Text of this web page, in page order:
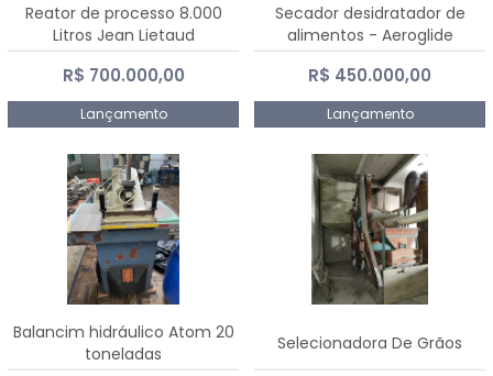
Reator de processo 8.000
Litros Jean Lietaud
R$ 700.000,00
Lançamento
Secador desidratador de
alimentos - Aeroglide
R$ 450.000,00
Lançamento
Balancim hidráulico Atom 20
toneladas
Selecionadora De Grãos